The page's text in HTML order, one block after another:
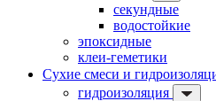
секундные
водостойкие
эпоксидные
клеи-геметики
Сухие смеси и
гидроизоляция